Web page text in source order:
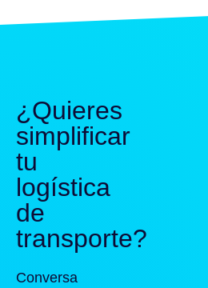
¿Quieres
simplificar
tu
logística
de
transporte?
Conversa